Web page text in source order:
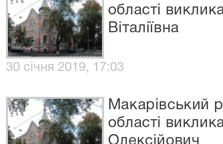
області
Віталіївна
30 січня 2019, 17:03
Макарівський
області
Олексійович